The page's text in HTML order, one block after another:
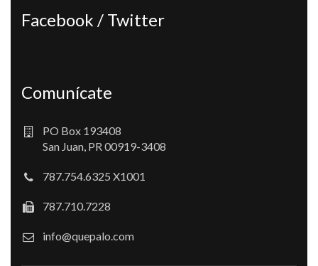
Facebook / Twitter
Comunícate
PO Box 193408
San Juan, PR 00919-3408
787.754.6325 X1001
787.710.7228
info@quepalo.com